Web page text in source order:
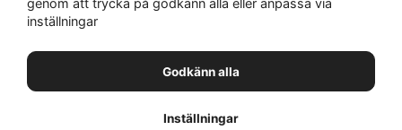
Kaffebrus AB, Förskeppsgatan 2, 271 55 Ystad
inställningar
Godkänn alla
Inställningar